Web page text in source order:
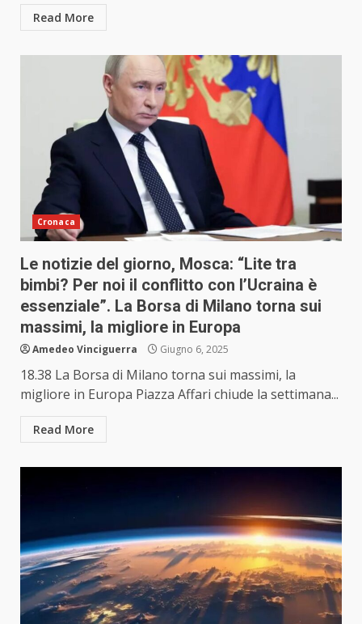
Read More
Cronaca
Le notizie del giorno, Mosca: “Lite tra
bimbi? Per noi il conflitto con l’Ucraina è
essenziale”. La Borsa di Milano torna sui
massimi, la migliore in Europa
Amedeo Vinciguerra Giugno 6, 2025
18.38 La Borsa di Milano torna sui massimi, la
migliore in Europa Piazza Affari chiude la settimana...
Read More